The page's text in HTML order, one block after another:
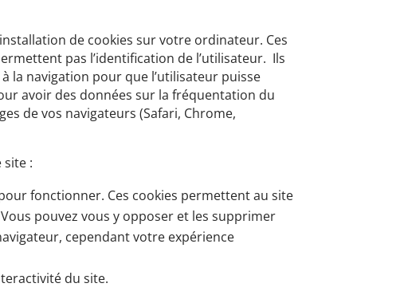
de cookies sur votre ordinateur. Ces
pas l’identification de l’utilisateur. Ils
la navigation pour que l’utilisateur puisse
avoir des données sur la fréquentation du
de vos navigateurs (Safari, Chrome,
site :
fonctionner. Ces cookies permettent au site
pouvez vous y opposer et les supprimer
cependant votre expérience
du site.